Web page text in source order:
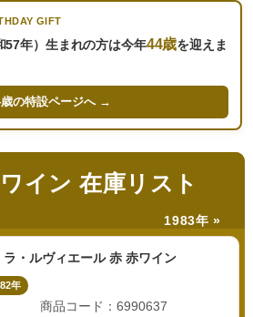
GIFT
57年）生まれの方は今年44歳を迎えま
の特設ページへ →
イン 在庫リスト
1983年 »
・ルヴィエール 赤 赤ワイン
年
商品コード：6990637